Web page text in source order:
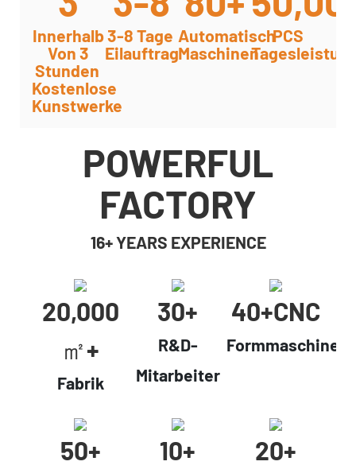
Innerhalb
Von 3
Stunden
Kostenlose
Kunstwerke
3-8 Tage
Eilauftrag
Automatisch
Maschinen
PCS
POWERFUL
FACTORY
16+ YEARS EXPERIENCE
20,000
㎡+
Fabrik
30+
R&D-
Mitarbeiter
40+cNC
Formmaschinen
50+ 10+ 20+